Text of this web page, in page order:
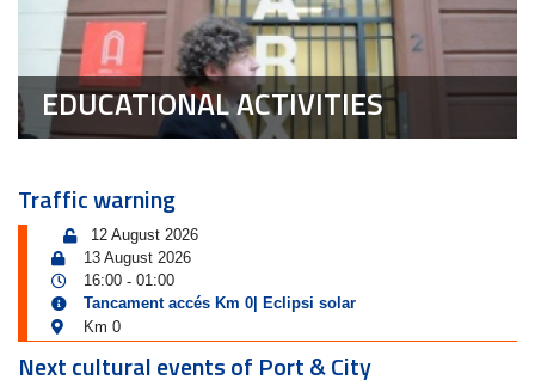
EDUCATIONAL ACTIVITIES
Traffic warning
12 August 2026
13 August 2026
16:00 - 01:00
Tancament accés Km 0| Eclipsi solar
Km 0
Next cultural events of Port & City